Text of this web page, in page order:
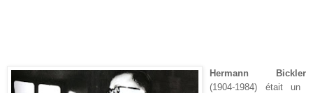
Hermann Bickler
(1904-1984) était un